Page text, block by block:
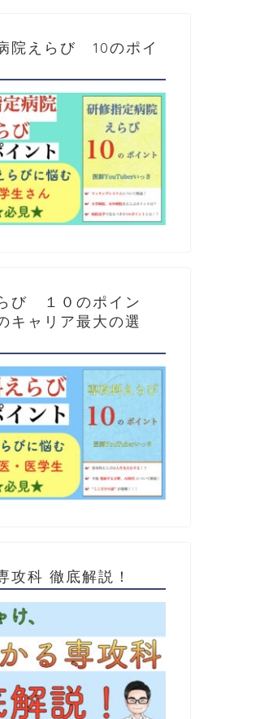
院えらび 10のポイ
び １０のポイン
キャリア最大の選
攻科 徹底解説！